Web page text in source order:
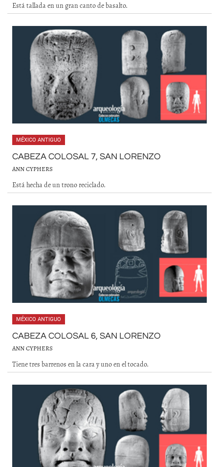
Está tallada en un gran canto de basalto.
MÉXICO ANTIGUO
CABEZA COLOSAL 7, SAN LORENZO
ANN CYPHERS
Está hecha de un trono reciclado.
MÉXICO ANTIGUO
CABEZA COLOSAL 6, SAN LORENZO
ANN CYPHERS
Tiene tres barrenos en la cara y uno en el tocado.